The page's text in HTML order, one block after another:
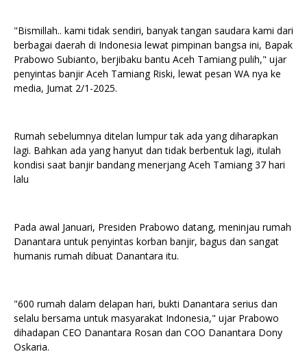
"Bismillah.. kami tidak sendiri, banyak tangan saudara kami dari
berbagai daerah di Indonesia lewat pimpinan bangsa ini, Bapak
Prabowo Subianto, berjibaku bantu Aceh Tamiang pulih," ujar
penyintas banjir Aceh Tamiang Riski, lewat pesan WA nya ke
media, Jumat 2/1-2025.
Rumah sebelumnya ditelan lumpur tak ada yang diharapkan
lagi. Bahkan ada yang hanyut dan tidak berbentuk lagi, itulah
kondisi saat banjir bandang menerjang Aceh Tamiang 37 hari
lalu
Pada awal Januari, Presiden Prabowo datang, meninjau rumah
Danantara untuk penyintas korban banjir, bagus dan sangat
humanis rumah dibuat Danantara itu.
"600 rumah dalam delapan hari, bukti Danantara serius dan
selalu bersama untuk masyarakat Indonesia," ujar Prabowo
dihadapan CEO Danantara Rosan dan COO Danantara Dony
Oskaria.